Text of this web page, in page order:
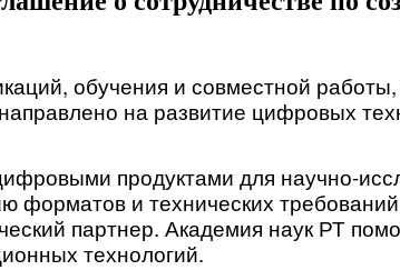
обучения и совместной
на развитие цифровых
продуктами для научно-
форматов и технических
партнер. Академия наук РТ
технологий.